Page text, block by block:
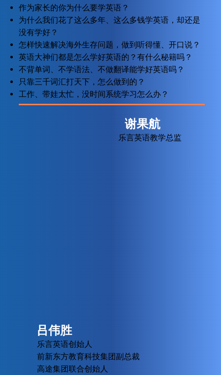
作为家长的你为什么要学英语？
为什么我们花了这么多年、这么多钱学英语，却还是
没有学好？
怎样快速解决海外生存问题，做到听得懂、开口说？
英语大神们都是怎么学好英语的？有什么秘籍吗？
不背单词、不学语法、不做翻译能学好英语吗？
只靠三千词汇打天下，怎么做到的？
工作、带娃太忙，没时间系统学习怎么办？
谢果航
乐言英语教学总监
吕伟胜
乐言英语创始人
前新东方教育科技集团副总裁
高途集团联合创始人